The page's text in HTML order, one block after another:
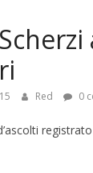
Red 0